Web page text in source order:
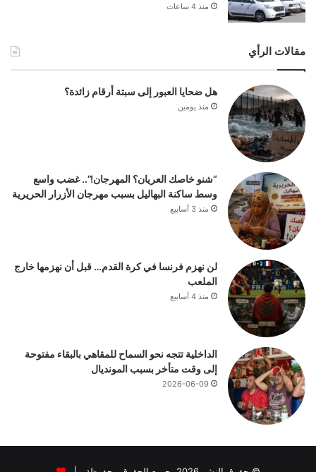
منذ 4 ساعات
مقالات الرأي
هل ضحايا العبور إلى سبتة أرقام زائدة؟
منذ يومين
“شنو خاصك العريان؟ المهرجان!”.. غضب واسع
وسط ساكنة البهاليل بسبب مهرجان الأزرار الحريرية
منذ 3 أسابيع
لن نهزم فرنسا في كرة القدم… قبل أن نهزمها خارج
الملعب
منذ 4 أسابيع
الداخلية تتجه نحو السماح للمقاهي بالبقاء مفتوحة
إلى وقت متأخر بسبب المونديال
2026-06-09